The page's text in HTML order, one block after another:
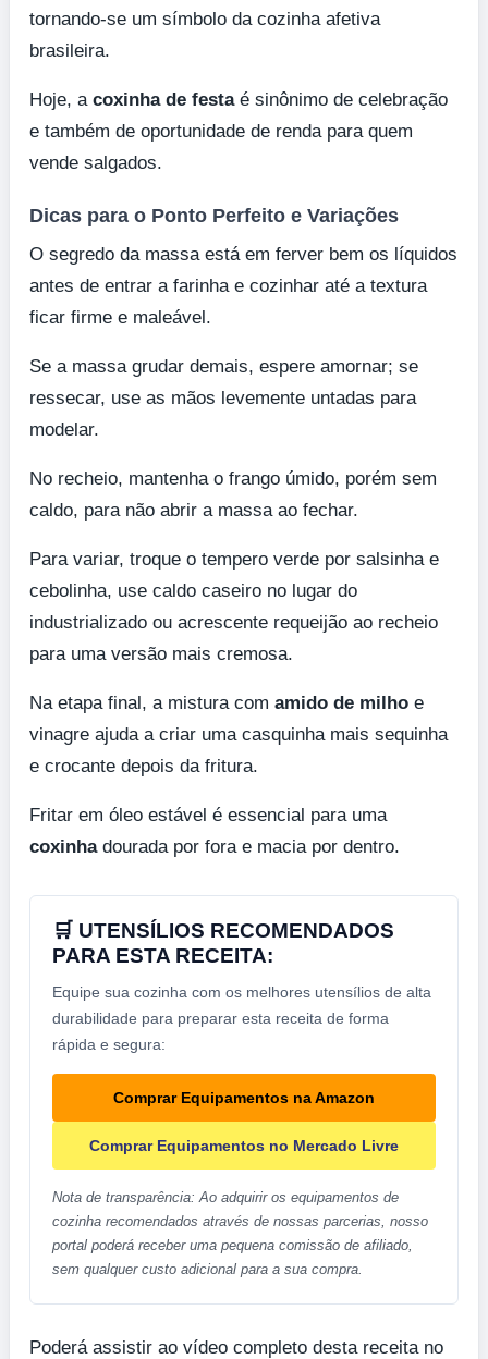
tornando-se um símbolo da cozinha afetiva
brasileira.
Hoje, a coxinha de festaé sinônimo de celebração
e também de oportunidade de renda para quem
vende salgados.
Dicas para o Ponto Perfeito e Variações
O segredo da massa está em ferver bem os líquidos
antes de entrar a farinha e cozinhar até a textura
ficar firme e maleável.
Se a massa grudar demais, espere amornar; se
ressecar, use as mãos levemente untadas para
modelar.
No recheio, mantenha o frango úmido, porém sem
caldo, para não abrir a massa ao fechar.
Para variar, troque o tempero verde por salsinha e
cebolinha, use caldo caseiro no lugar do
industrializado ou acrescente requeijão ao recheio
para uma versão mais cremosa.
Na etapa final, a mistura com amido de milho e
vinagre ajuda a criar uma casquinha mais sequinha
e crocante depois da fritura.
Fritar em óleo estável é essencial para uma
coxinhadourada por fora e macia por dentro.
🛒 UTENSÍLIOS RECOMENDADOS
PARA ESTA RECEITA:
Equipe sua cozinha com os melhores utensílios de alta
durabilidade para preparar esta receita de forma
rápida e segura:
Comprar Equipamentos na Amazon
Comprar Equipamentos no Mercado Livre
Nota de transparência: Ao adquirir os equipamentos de
cozinha recomendados através de nossas parcerias, nosso
portal poderá receber uma pequena comissão de afiliado,
sem qualquer custo adicional para a sua compra.
Poderá assistir ao vídeo completo desta receita no